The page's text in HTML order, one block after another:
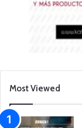
Most Viewed